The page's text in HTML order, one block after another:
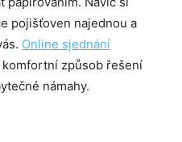
pojišťoven najednou a
Online sjednání
způsob řešení
námahy.